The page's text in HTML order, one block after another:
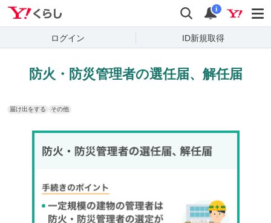
検索 通知
i
ログイン ID新規取得
防火・防災管理者の選任届、解任届
届け出をする その他